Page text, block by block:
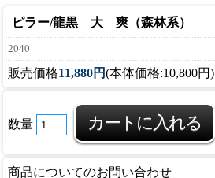
ピラー/龍黒 大 爽（森林系）
2040
販売価格11,880円(本体価格:10,800円)
数量
商品についてのお問い合わせ